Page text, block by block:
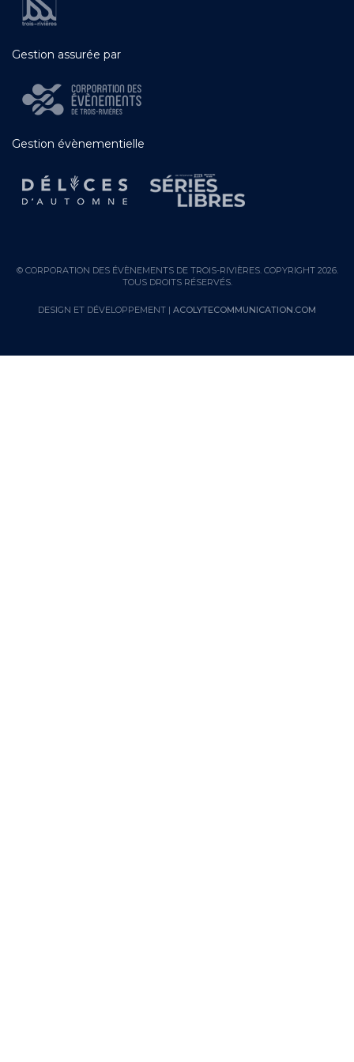
Gestion assurée par
Gestion évènementielle
© CORPORATION DES ÉVÈNEMENTS DE TROIS-RIVIÈRES. COPYRIGHT 2026.
TOUS DROITS RÉSERVÉS.
DESIGN ET DÉVELOPPEMENT | ACOLYTECOMMUNICATION.COM